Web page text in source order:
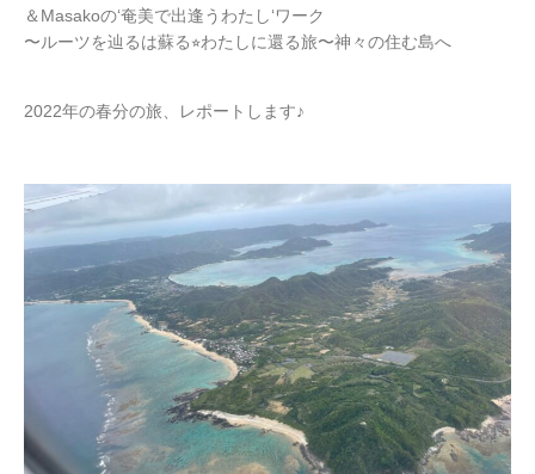
＆Masakoの‘奄美で出逢うわたし‘ワーク
〜ルーツを辿るは蘇る⭐︎わたしに還る旅〜神々の住む島へ
2022年の春分の旅、レポートします♪